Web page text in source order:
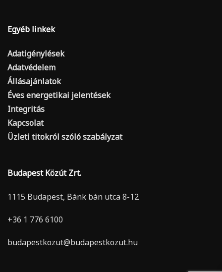
Egyéb linkek
Adatigénylések
Adatvédelem
Állásajánlatok
Éves energetikai jelentések
Integritás
Kapcsolat
Üzleti titokról szóló szabályzat
Budapest Közút Zrt.
1115 Budapest, Bánk bán utca 8-12
+36 1 776 6100
budapestkozut@budapestkozut.hu